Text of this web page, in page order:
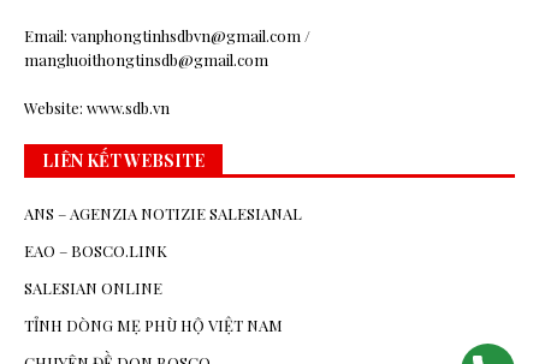
Email: vanphongtinhsdbvn@gmail.com /
mangluoithongtinsdb@gmail.com
Website: www.sdb.vn
LIÊN KẾT WEBSITE
ANS – AGENZIA NOTIZIE SALESIANAL
EAO – BOSCO.LINK
SALESIAN ONLINE
TỈNH DÒNG MẸ PHÙ HỘ VIỆT NAM